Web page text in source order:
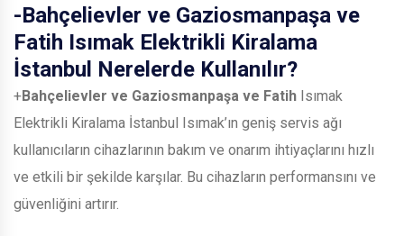
-Bahçelievler ve Gaziosmanpaşa ve
Fatih Isımak Elektrikli Kiralama
İstanbul Nerelerde Kullanılır?
+Bahçelievler ve Gaziosmanpaşa ve Fatih Isımak
Elektrikli Kiralama İstanbul Isımak’ın geniş servis ağı
kullanıcıların cihazlarının bakım ve onarım ihtiyaçlarını hızlı
ve etkili bir şekilde karşılar. Bu cihazların performansını ve
güvenliğini artırır.